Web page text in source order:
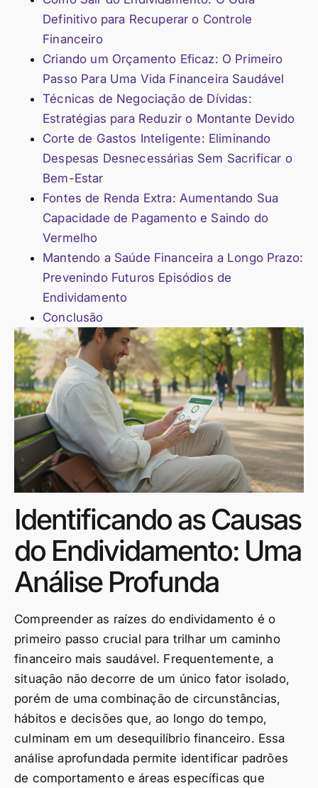
Definitivo para Recuperar o Controle
Financeiro
Criando um Orçamento Eficaz: O Primeiro
Passo Para Uma Vida Financeira Saudável
Técnicas de Negociação de Dívidas:
Estratégias para Reduzir o Montante Devido
Corte de Gastos Inteligente: Eliminando
Despesas Desnecessárias Sem Sacrificar o
Bem-Estar
Fontes de Renda Extra: Aumentando Sua
Capacidade de Pagamento e Saindo do
Vermelho
Mantendo a Saúde Financeira a Longo Prazo:
Prevenindo Futuros Episódios de
Endividamento
Conclusão
Identificando as Causas
do Endividamento: Uma
Análise Profunda
Compreender as raízes do endividamento é o
primeiro passo crucial para trilhar um caminho
financeiro mais saudável. Frequentemente, a
situação não decorre de um único fator isolado,
porém de uma combinação de circunstâncias,
hábitos e decisões que, ao longo do tempo,
culminam em um desequilíbrio financeiro. Essa
análise aprofundada permite identificar padrões
de comportamento e áreas específicas que